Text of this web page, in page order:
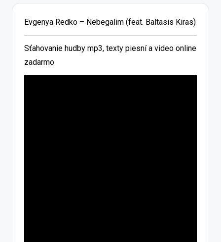
Evgenya Redko – Nebegalim (feat. Baltasis Kiras)
Sťahovanie hudby mp3, texty piesní a video online
zadarmo